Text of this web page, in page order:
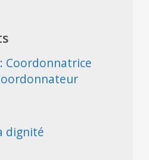
Coordonnatrice
dignité